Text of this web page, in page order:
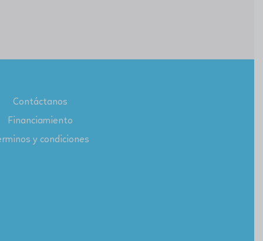
Contáctanos
Financiamiento
y condiciones